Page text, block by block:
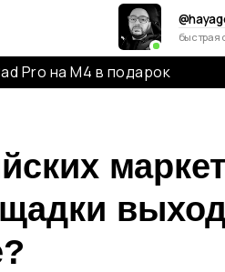
быстрая связь в телеграм
@hayagency
Pro на M4 в подарок